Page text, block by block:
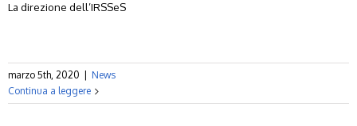
La direzione dell’IRSSeS
marzo 5th, 2020
News
Continua a leggere